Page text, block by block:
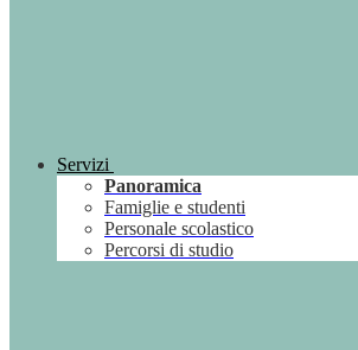
Servizi
Panoramica
Famiglie e studenti
Personale scolastico
Percorsi di studio